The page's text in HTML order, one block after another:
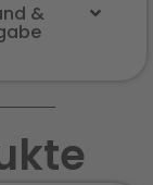
&